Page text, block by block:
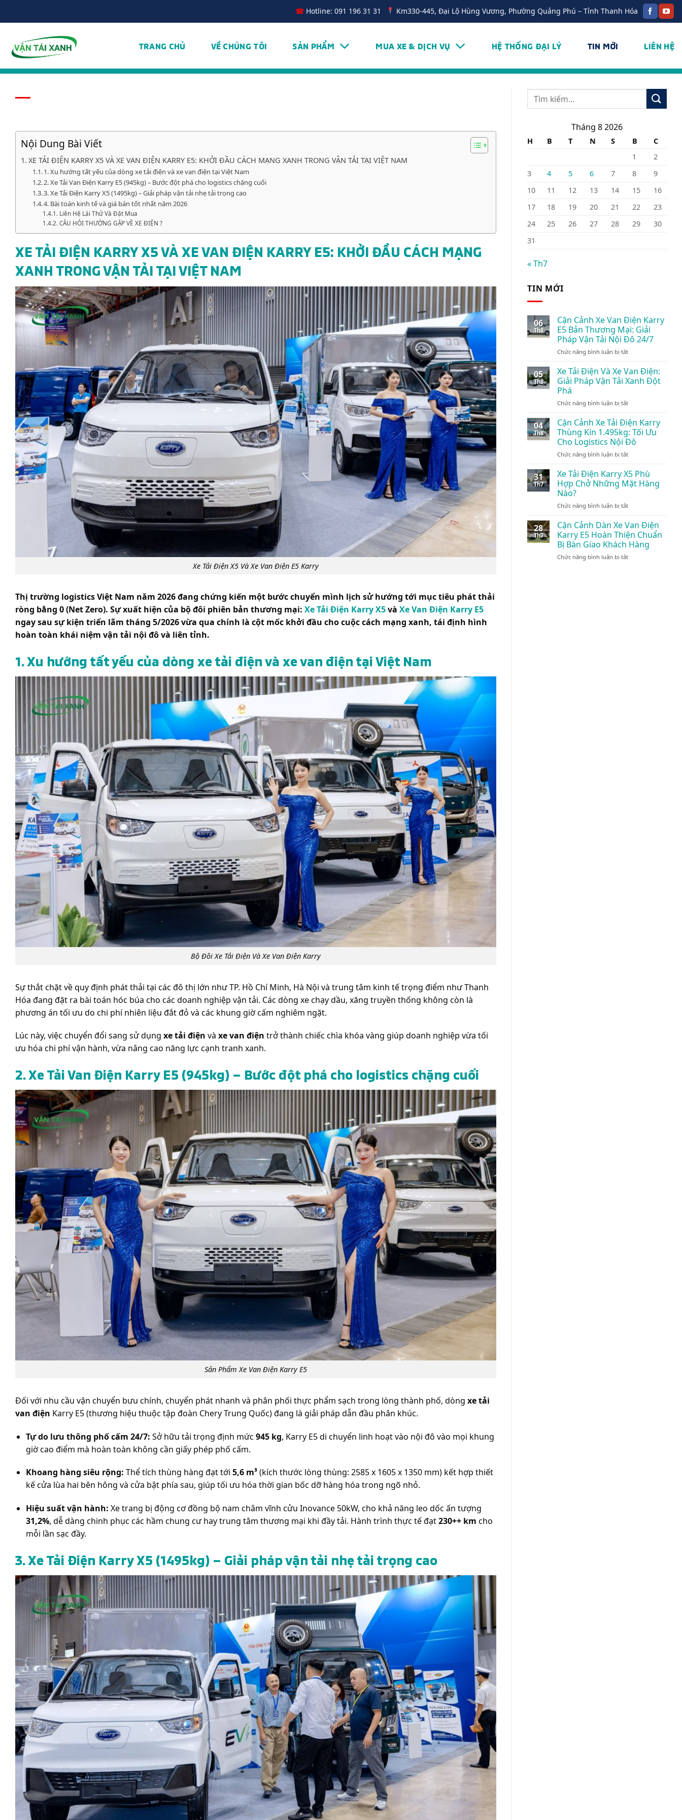
dung
☎Hotline: 091 196 31 31 Km330-445, Đại Lộ Hùng Vương, Phường Quảng Phú – Tỉnh Thanh Hóa
TRANG CHỦ VỀ CHÚNG TÔI SẢN PHẨM MUA XE & DỊCH VỤ HỆ THỐNG ĐẠI LÝ TIN MỚI LIÊN HỆ
Nội Dung Bài Viết
XE TẢI ĐIỆN KARRY X5 VÀ XE VAN ĐIỆN KARRY E5: KHỞI ĐẦU CÁCH MẠNG XANH TRONG VẬN TẢI TẠI VIỆT NAM
1. Xu hướng tất yếu của dòng xe tải điện và xe van điện tại Việt Nam
2. Xe Tải Van Điện Karry E5 (945kg) – Bước đột phá cho logistics chặng cuối
3. Xe Tải Điện Karry X5 (1495kg) – Giải pháp vận tải nhẹ tải trọng cao
4. Bài toán kinh tế và giá bán tốt nhất năm 2026
Liên Hệ Lái Thử Và Đặt Mua
CÂU HỎI THƯỜNG GẶP VỀ XE ĐIỆN ?
XE TẢI ĐIỆN KARRY X5 VÀ XE VAN ĐIỆN KARRY E5: KHỞI ĐẦU CÁCH MẠNG
XANH TRONG VẬN TẢI TẠI VIỆT NAM
Xe Tải Điện X5 Và Xe Van Điện E5 Karry
Thị trường logistics Việt Nam năm 2026 đang chứng kiến một bước chuyển mình lịch sử hướng tới mục tiêu phát thải
ròng bằng 0 (Net Zero). Sự xuất hiện của bộ đôi phiên bản thương mại: Xe Tải Điện Karry X5và Xe Van Điện Karry E5
ngay sau sự kiện triển lãm tháng 5/2026 vừa qua chính là cột mốc khởi đầu cho cuộc cách mạng xanh, tái định hình
hoàn toàn khái niệm vận tải nội đô và liên tỉnh.
1. Xu hướng tất yếu của dòng xe tải điện và xe van điện tại Việt Nam
Bộ Đôi Xe Tải Điện Và Xe Van Điện Karry
Sự thắt chặt về quy định phát thải tại các đô thị lớn như TP. Hồ Chí Minh, Hà Nội và trung tâm kinh tế trọng điểm như Thanh
Hóa đang đặt ra bài toán hóc búa cho các doanh nghiệp vận tải. Các dòng xe chạy dầu, xăng truyền thống không còn là
phương án tối ưu do chi phí nhiên liệu đắt đỏ và các khung giờ cấm nghiêm ngặt.
Lúc này, việc chuyển đổi sang sử dụng xe tải điện và xe van điện trở thành chiếc chìa khóa vàng giúp doanh nghiệp vừa tối
ưu hóa chi phí vận hành, vừa nâng cao năng lực cạnh tranh xanh.
2. Xe Tải Van Điện Karry E5 (945kg) – Bước đột phá cho logistics chặng cuối
Sản Phẩm Xe Van Điện Karry E5
Đối với nhu cầu vận chuyển bưu chính, chuyển phát nhanh và phân phối thực phẩm sạch trong lòng thành phố, dòng xe tải
van điện Karry E5 (thương hiệu thuộc tập đoàn Chery Trung Quốc) đang là giải pháp dẫn đầu phân khúc.
Tự do lưu thông phố cấm 24/7: Sở hữu tải trọng định mức 945 kg, Karry E5 di chuyển linh hoạt vào nội đô vào mọi khung
giờ cao điểm mà hoàn toàn không cần giấy phép phố cấm.
Khoang hàng siêu rộng: Thể tích thùng hàng đạt tới 5,6 m³(kích thước lòng thùng: 2585 x 1605 x 1350 mm) kết hợp thiết
kế cửa lùa hai bên hông và cửa bật phía sau, giúp tối ưu hóa thời gian bốc dỡ hàng hóa trong ngõ nhỏ.
Hiệu suất vận hành: Xe trang bị động cơ đồng bộ nam châm vĩnh cửu Inovance 50kW, cho khả năng leo dốc ấn tượng
31,2%, dễ dàng chinh phục các hầm chung cư hay trung tâm thương mại khi đầy tải. Hành trình thực tế đạt230++ km cho
mỗi lần sạc đầy.
3. Xe Tải Điện Karry X5 (1495kg) – Giải pháp vận tải nhẹ tải trọng cao
Tháng 8 2026
H B T N S B
C
1
2
3
4 5 6 7 8
9
10
11 12 13 14 15
16
17
18 19 20 21 22
23
24
25 26 27 28 29
30
31
« Th7
TIN MỚI
06
Th8
Cận Cảnh Xe Van Điện Karry
E5 Bản Thương Mại: Giải
Pháp Vận Tải Nội Đô 24/7
Chức năng bình luận bị tắtở
Cảnh
Xe
Van
Karry
Bản
Thương
Mại:
Giải
Pháp
Tải
Nội
Đô
05
Th8
Xe Tải Điện Và Xe Van Điện:
Giải Pháp Vận Tải Xanh Đột
Phá
Chức năng bình luận bị tắtở
Tải
Điện
Và
Xe
Van
Giải
Pháp
Vận
Xanh
Phá
04
Th8
Cận Cảnh Xe Tải Điện Karry
Thùng Kín 1.495kg: Tối Ưu
Cho Logistics Nội Đô
Chức năng bình luận bị tắtở
Cảnh
Xe
Tải
Karry
Kín
1.495kg:
Tối
Ưu
Cho
31
Th7
Xe Tải Điện Karry X5 Phù
Hợp Chở Những Mặt Hàng
Nào?
Chức năng bình luận bị tắtở
Tải
Điện
Karry
X5
Phù
28
Th7
Cận Cảnh Dàn Xe Van Điện
Karry E5 Hoàn Thiện Chuẩn
Bị Bàn Giao Khách Hàng
Chức năng bình luận bị tắtở